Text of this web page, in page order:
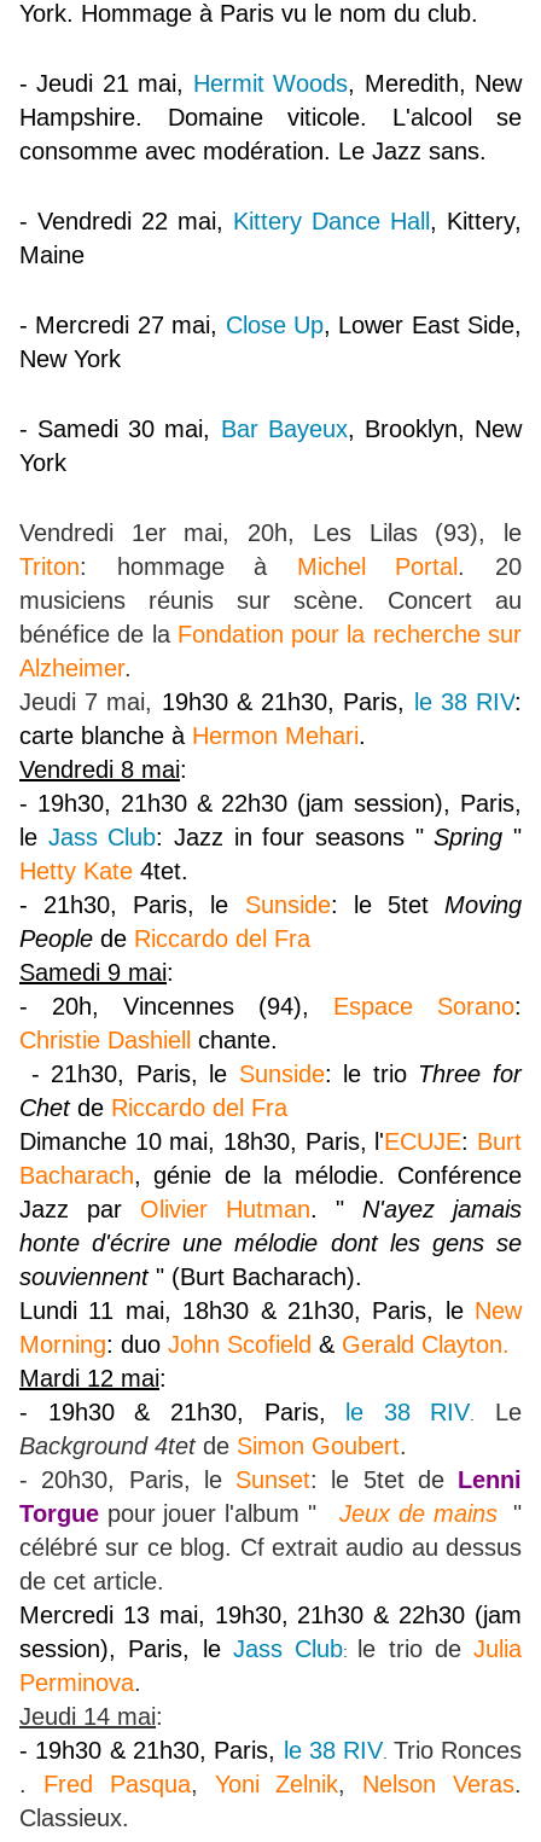
York. Hommage à Paris vu le nom du club.
- Jeudi 21 mai, Hermit Woods, Meredith, New
Hampshire. Domaine viticole. L'alcool se
consomme avec modération. Le Jazz sans.
- Vendredi 22 mai, Kittery Dance Hall , Kittery,
Maine
- Mercredi 27 mai, Close Up, Lower East Side,
New York
- Samedi 30 mai, Bar Bayeux, Brooklyn, New
York
Vendredi 1er mai, 20h, Les Lilas (93), le
Triton: hommage à Michel Portal . 20
musiciens réunis sur scène. Concert au
bénéfice de la Fondation pour la recherche sur
Alzheimer.
Jeudi 7 mai, 19h30 & 21h30, Paris, le 38 RIV:
carte blanche à Hermon Mehari.
Vendredi 8 mai:
- 19h30, 21h30 & 22h30 (jam session), Paris,
le Jass Club: Jazz in four seasons "Spring "
Hetty Kate 4tet.
- 21h30, Paris, le Sunside: le 5tetMoving
People de Riccardo del Fra
Samedi 9 mai:
- 20h, Vincennes (94), Espace Sorano:
Christie Dashiell
chante.
- 21h30, Paris, le Sunside: le trio Three for
Chet de Riccardo del Fra
Dimanche 10 mai, 18h30, Paris, l'ECUJE: Burt
Bacharach, génie de la mélodie. Conférence
Jazz par Olivier Hutman. " N'ayez jamais
honte d'écrire une mélodie dont les gens se
souviennent " (Burt Bacharach).
Lundi 11 mai, 18h30 & 21h30, Paris, le New
Morning: duo John Scofield & Gerald Clayton.
Mardi 12 mai:
- 19h30 & 21h30, Paris,
le 38 RIV
Le
Background 4tetde Simon Goubert.
- 20h30, Paris, le Sunset: le 5tet de Lenni
Torgue pour jouer l'album "Jeux de mains"
célébré sur ce blog. Cf extrait audio au dessus
de cet article.
Mercredi 13 mai, 19h30, 21h30 & 22h30 (jam
session), Paris, le Jass Club: le trio de Julia
Perminova.
Jeudi 14 mai:
- 19h30 & 21h30, Paris, le 38 RIV Trio Ronces
. Fred Pasqua, Yoni Zelnik, Nelson Veras.
Classieux.